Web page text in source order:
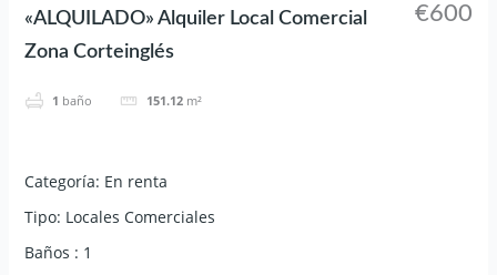
«ALQUILADO» Alquiler Local Comercial
Zona Corteinglés
1 baño 151.12 m²
€600
Categoría: En renta
Tipo: Locales Comerciales
Baños : 1